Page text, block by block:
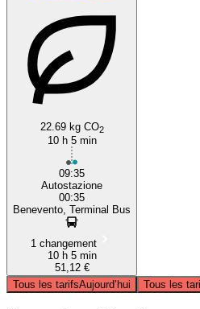
22.69 kg CO2
10 h 5 min
09:35
Autostazione
00:35
Benevento, Terminal Bus
1 changement
10 h 5 min
51,12 €
Tous les tarifsAujourd’hui Tous les